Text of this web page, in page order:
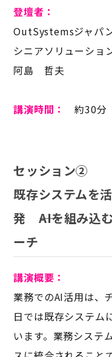
登壇者：
OutSystemsジャパ
シニアソリューショ
阿島 哲夫
講演時間： 約30分
セッション②
既存システムを
発 AIを組み込
ーチ
講演概要：
業務でのAI活用は、
日では既存システム
います。業務システ